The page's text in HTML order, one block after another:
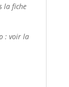
la fiche
: voir la